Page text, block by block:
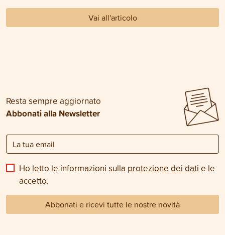
Vai all'articolo
Resta sempre aggiornato
Abbonati alla Newsletter
Ho letto le informazioni sulla protezione dei dati e le
accetto.
Abbonati e ricevi tutte le nostre novità